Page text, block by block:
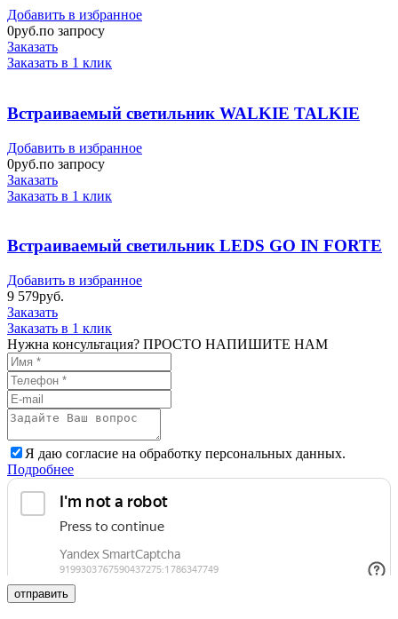
Добавить в избранное
0руб.по запросу
Заказать
Заказать в 1 клик
Встраиваемый светильник WALKIE TALKIE
Добавить в избранное
0руб.по запросу
Заказать
Заказать в 1 клик
Встраиваемый светильник LEDS GO IN FORTE
Добавить в избранное
9 579руб.
Заказать
Заказать в 1 клик
Нужна консультация? ПРОСТО НАПИШИТЕ НАМ
Я даю согласие на обработку персональных данных.
Подробнее
отправить